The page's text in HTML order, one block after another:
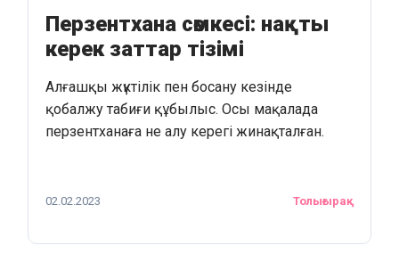
Перзентхана сөмкесі: нақты
керек заттар тізімі
Алғашқы жүктілік пен босану кезінде
қобалжу табиғи құбылыс. Осы мақалада
перзентханаға не алу керегі жинақталған.
02.02.2023 Толығырақ